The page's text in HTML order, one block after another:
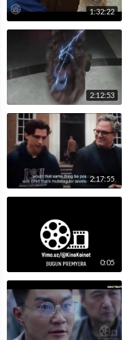
1:32:22
2:12:53
2:17:55
0:05